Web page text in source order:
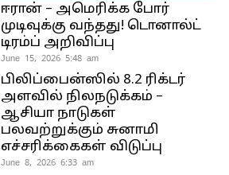
ஈரான் – அமெரிக்க போர்
முடிவுக்கு வந்தது! டொனால்ட்
டிரம்ப் அறிவிப்பு
June 15, 2026 5:48 am
பிலிப்பைன்ஸில் 8.2 ரிக்டர்
அளவில் நிலநடுக்கம் –
ஆசியா நாடுகள்
பலவற்றுக்கும் சுனாமி
எச்சரிக்கைகள் விடுப்பு
June 8, 2026 6:33 am